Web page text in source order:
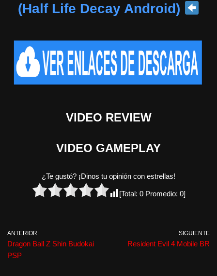
(Half Life Decay Android)
VIDEO REVIEW
VIDEO GAMEPLAY
¿Te gustó? ¡Dinos tu opinión con estrellas!
[Total: 0Promedio: 0]
ANTERIOR
Dragon Ball Z Shin Budokai
PSP
SIGUIENTE
Resident Evil 4 Mobile BR